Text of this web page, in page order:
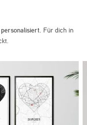
Für dich in